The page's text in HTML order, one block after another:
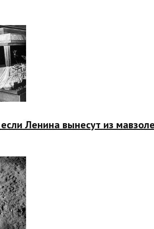
Ленина вынесут из